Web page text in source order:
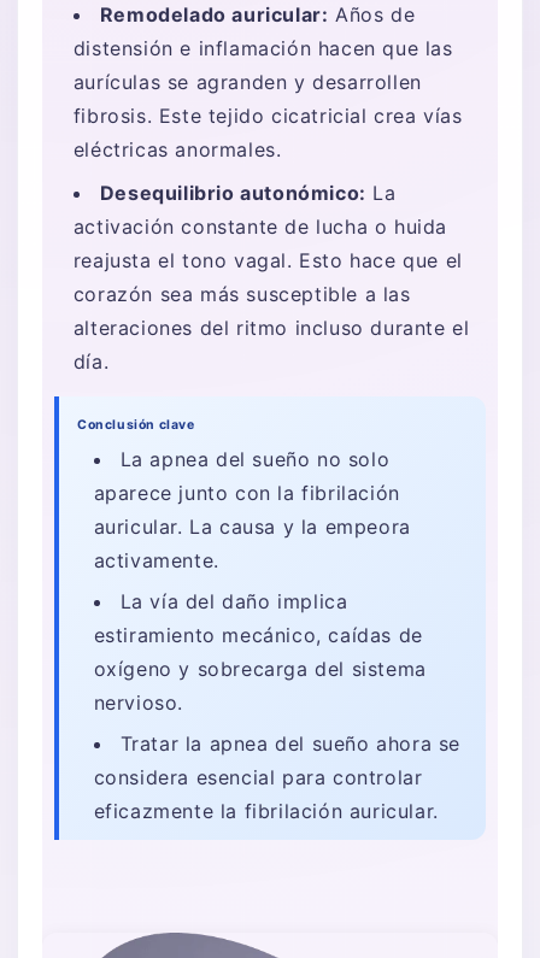
Remodelado auricular: Años de
distensión e inflamación hacen que las
aurículas se agranden y desarrollen
fibrosis. Este tejido cicatricial crea vías
eléctricas anormales.
Desequilibrio autonómico: La
activación constante de lucha o huida
reajusta el tono vagal. Esto hace que el
corazón sea más susceptible a las
alteraciones del ritmo incluso durante el
día.
Conclusión clave
La apnea del sueño no solo
aparece junto con la fibrilación
auricular. La causa y la empeora
activamente.
La vía del daño implica
estiramiento mecánico, caídas de
oxígeno y sobrecarga del sistema
nervioso.
Tratar la apnea del sueño ahora se
considera esencial para controlar
eficazmente la fibrilación auricular.